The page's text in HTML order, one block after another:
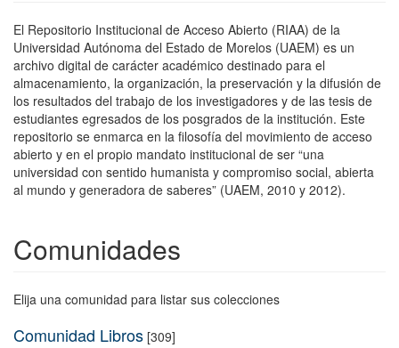
El Repositorio Institucional de Acceso Abierto (RIAA) de la
Universidad Autónoma del Estado de Morelos (UAEM) es un
archivo digital de carácter académico destinado para el
almacenamiento, la organización, la preservación y la difusión de
los resultados del trabajo de los investigadores y de las tesis de
estudiantes egresados de los posgrados de la institución. Este
repositorio se enmarca en la filosofía del movimiento de acceso
abierto y en el propio mandato institucional de ser “una
universidad con sentido humanista y compromiso social, abierta
al mundo y generadora de saberes” (UAEM, 2010 y 2012).
Comunidades
Elija una comunidad para listar sus colecciones
Comunidad Libros [309]